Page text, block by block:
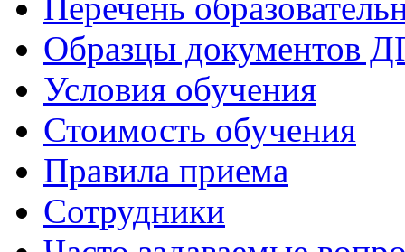
Образцы документов
Условия обучения
Стоимость обучения
Правила приема
Сотрудники